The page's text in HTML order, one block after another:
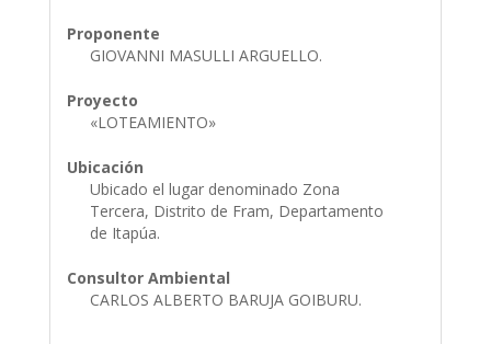
Proponente
GIOVANNI MASULLI ARGUELLO.
Proyecto
«LOTEAMIENTO»
Ubicación
Ubicado el lugar denominado Zona
Tercera, Distrito de Fram, Departamento
de Itapúa.
Consultor Ambiental
CARLOS ALBERTO BARUJA GOIBURU.